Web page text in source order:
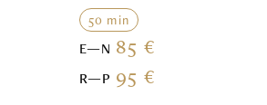
50 min
E—N 85 €
R—P 95 €